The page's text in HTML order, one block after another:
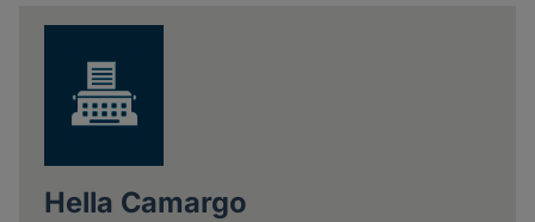
Hella Camargo